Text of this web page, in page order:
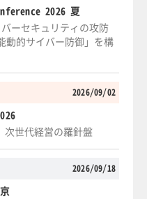
2026 夏
ーセキュリティの攻防
動的サイバー防御」を構
2026/09/02
次世代経営の羅針盤
2026/09/18